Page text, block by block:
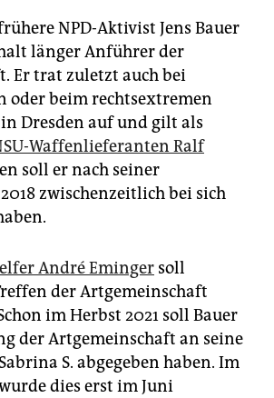
NPD-Aktivist Jens Bauer
länger Anführer der
Er trat zuletzt auch bei
oder beim rechtsextremen
in Dresden auf und gilt als
Waffenlieferanten Ralf
soll er nach seiner
zwischenzeitlich bei sich
André Eminger soll
der Artgemeinschaft
im Herbst 2021 soll Bauer
der Artgemeinschaft an seine
S. abgegeben haben. Im
dies erst im Juni